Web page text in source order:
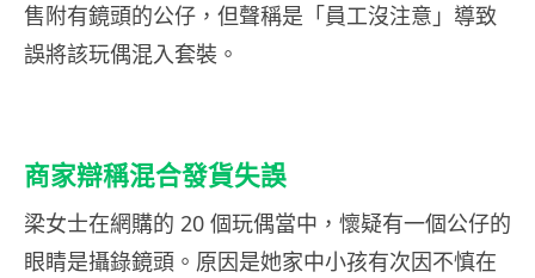
售附有鏡頭的公仔，但聲稱是「員工沒注意」導致
誤將該玩偶混入套裝。
商家辯稱混合發貨失誤
梁女士在網購的 20 個玩偶當中，懷疑有一個公仔的
眼睛是攝錄鏡頭。原因是她家中小孩有次因不慎在